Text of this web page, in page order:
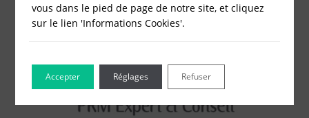
vous dans le pied de page de notre site, et cliquez
sur le lien 'Informations Cookies'.
Accepter Refuser
Réglages